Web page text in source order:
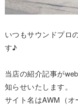
いつもサウンドプロ
す♪
当店の紹介記事が
知らせいたします。
サイト名はAWM（